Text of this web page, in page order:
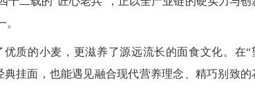
质的小麦，更滋养了源远流长的面食文化。在“
挂面，也能遇见融合现代营养理念、精巧别致的